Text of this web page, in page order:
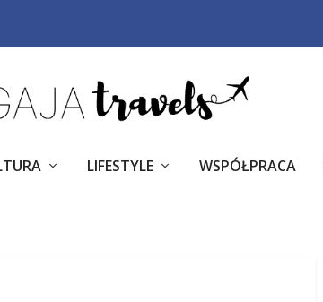
LIFESTYLE WSPÓŁPRACA